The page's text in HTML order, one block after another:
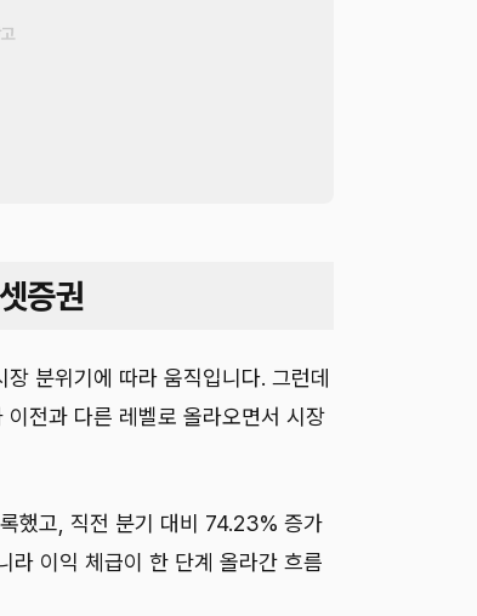
증권
분위기에 따라 움직입니다. 그런데
전과 다른 레벨로 올라오면서 시장
했고, 직전 분기 대비 74.23% 증가
라 이익 체급이 한 단계 올라간 흐름